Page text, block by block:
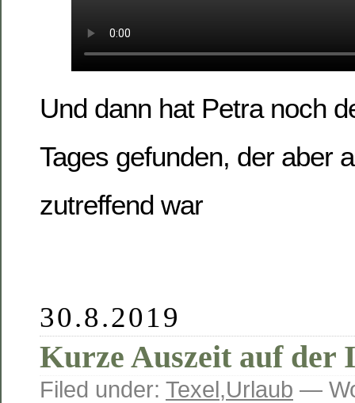
Und dann hat Petra noch
Tages gefunden, der aber
zutreffend war
30.8.2019
Kurze Auszeit auf der
Filed under: Texel,Urlaub —